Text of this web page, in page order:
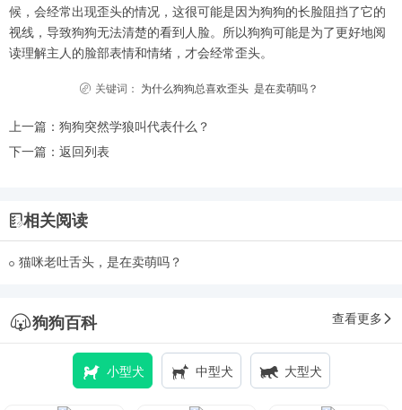
候，会经常出现歪头的情况，这很可能是因为狗狗的长脸阻挡了它的
视线，导致狗狗无法清楚的看到人脸。所以狗狗可能是为了更好地阅
读理解主人的脸部表情和情绪，才会经常歪头。
关键词： 为什么狗狗总喜欢歪头 是在卖萌吗？
上一篇： 狗狗突然学狼叫代表什么？
下一篇： 返回列表
相关阅读
猫咪老吐舌头，是在卖萌吗？
狗狗百科 查看更多
小型犬 中型犬 大型犬